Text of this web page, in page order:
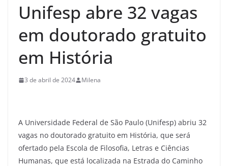
Unifesp abre 32 vagas
em doutorado gratuito
em História
3 de abril de 2024 Milena
A Universidade Federal de São Paulo (Unifesp) abriu 32
vagas no doutorado gratuito em História, que será
ofertado pela Escola de Filosofia, Letras e Ciências
Humanas, que está localizada na Estrada do Caminho